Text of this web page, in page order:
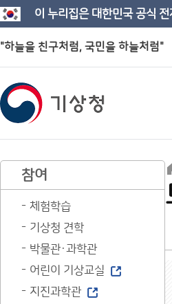
이 누리집은 대한민국 공식
"하늘을 친구처럼, 국민을 하늘처럼"
참여
체험학습
기상청 견학
박물관·과학관
어린이 기상교실
지진과학관